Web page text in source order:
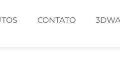
CONTATO